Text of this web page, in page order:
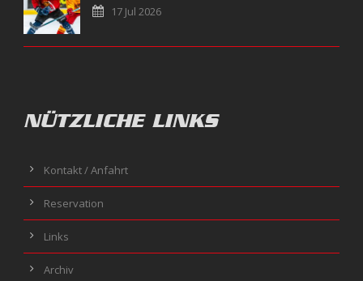
17 Jul 2026
NÜTZLICHE LINKS
Kontakt / Anfahrt
Reservation
Links
Archiv